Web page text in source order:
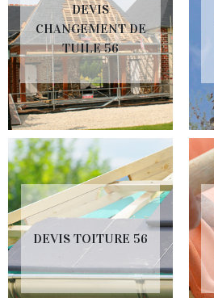
DEVIS
CHANGEMENT DE
TUILE 56
DEVIS TOITURE 56